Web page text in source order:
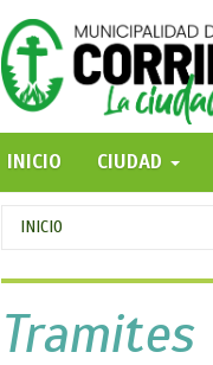
INICIO
CIUDAD
Se
encuentra
usted
INICIO
Tramites